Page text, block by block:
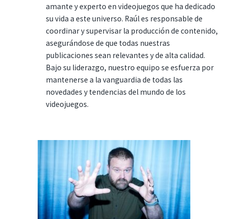
amante y experto en videojuegos que ha dedicado
su vida a este universo. Raúl es responsable de
coordinar y supervisar la producción de contenido,
asegurándose de que todas nuestras
publicaciones sean relevantes y de alta calidad.
Bajo su liderazgo, nuestro equipo se esfuerza por
mantenerse a la vanguardia de todas las
novedades y tendencias del mundo de los
videojuegos.